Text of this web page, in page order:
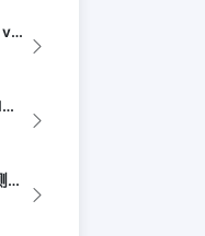
AI智能体框架新秀：AutoGen vs CrewAI vs OpenHands...
AI教育工具2026：从K12到终身学习的AI产品地图（EdSurge）
2026年12款真正值得用的AI工具深度评测（Synthesia评选）